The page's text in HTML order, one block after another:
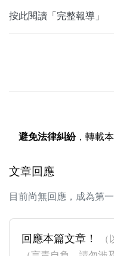
按此閱讀「完整報導」
避免法律糾紛，轉載
文章回應
目前尚無回應，成為第
回應本篇文章！